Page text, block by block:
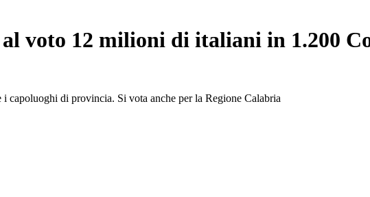
voto 12 milioni di italiani in 1.200
capoluoghi di provincia. Si vota anche per la Regione Calabria